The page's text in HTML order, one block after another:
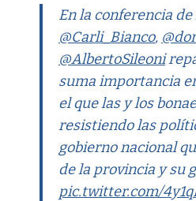
En la conferencia de
@Carli_Bianco,
@AlbertoSileoni
suma importancia
el que las y los
resistiendo las
gobierno nacional
de la provincia y su
pic.twitter.com/